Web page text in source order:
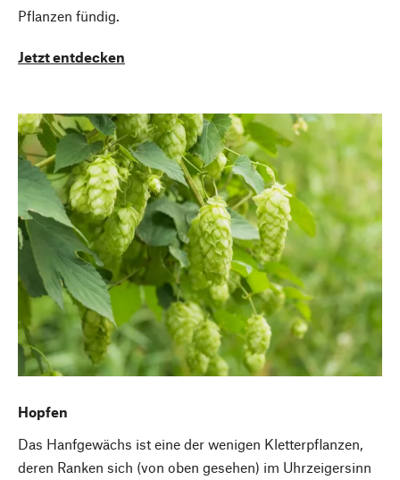
Pflanzen fündig.
Jetzt entdecken
Hopfen
Das Hanfgewächs ist eine der wenigen Kletterpflanzen,
deren Ranken sich (von oben gesehen) im Uhrzeigersinn